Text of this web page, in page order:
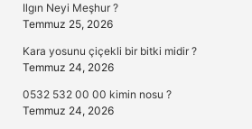
Ilgın Neyi Meşhur ?
Temmuz 25, 2026
Kara yosunu çiçekli bir bitki midir ?
Temmuz 24, 2026
0532 532 00 00 kimin nosu ?
Temmuz 24, 2026